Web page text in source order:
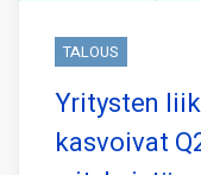
TALOUS
Yritysten
kasvoivat